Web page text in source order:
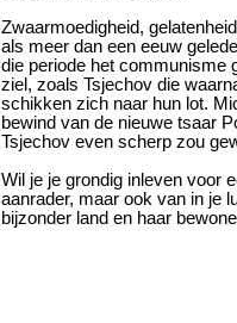
Zwaarmoedigheid,
als meer dan een eeuw
die periode het communisme
ziel, zoals Tsjechov die
schikken zich naar hun lot.
bewind van de nieuwe tsaar
Tsjechov even scherp zou
Wil je je grondig inleven voor
aanrader, maar ook van in je
bijzonder land en haar